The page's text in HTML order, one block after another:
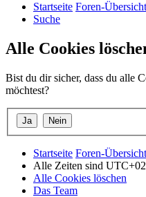
Startseite Foren-Übersicht
Suche
Alle Cookies
Bist du dir sicher, dass du alle
möchtest?
Startseite Foren-Übersicht
Alle Zeiten sind
Alle Cookies löschen
Das Team